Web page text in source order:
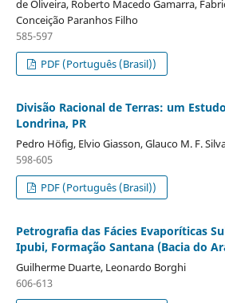
de Oliveira, Roberto Macedo Gamarra,
Conceição Paranhos Filho
585-597
PDF (Português (Brasil))
Divisão Racional de Terras: um
Londrina, PR
Pedro Höfig, Elvio Giasson, Glauco M. F.
598-605
PDF (Português (Brasil))
Petrografia das Fácies Evaporíticas
Ipubi, Formação Santana (Bacia do
Guilherme Duarte, Leonardo Borghi
606-613